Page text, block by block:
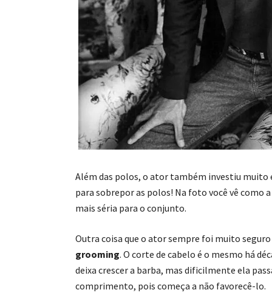
Além das polos, o ator também investiu muito
para sobrepor as polos! Na foto você vê como
mais séria para o conjunto.
Outra coisa que o ator sempre foi muito
grooming. O corte de cabelo é o mesmo há
deixa crescer a barba, mas dificilmente ela
comprimento, pois começa a não favorecê-lo.